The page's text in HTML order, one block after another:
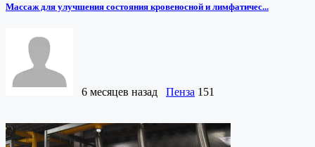
Массаж для улучшения состояния кровеносной и лимфатичес...
6 месяцев назад Пенза 151